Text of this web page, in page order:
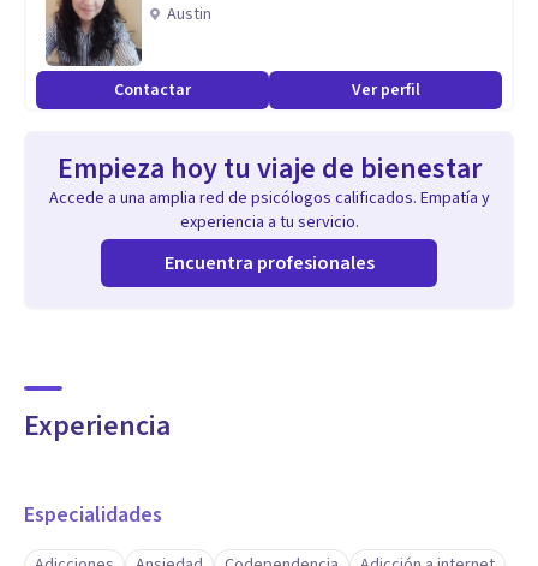
Austin
Contactar Ver perfil
Empieza hoy tu viaje de bienestar
Accede a una amplia red de psicólogos calificados. Empatía y
experiencia a tu servicio.
Encuentra profesionales
Experiencia
Especialidades